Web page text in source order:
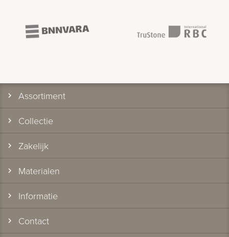
Assortiment
Collectie
Zakelijk
Materialen
Informatie
Contact